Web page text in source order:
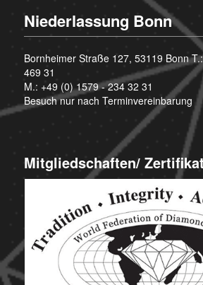
Niederlassung Bonn
Bornheimer Straße 127, 53119 Bonn
469 31
M.: +49 (0) 1579 - 234 32 31
Besuch nur nach Terminvereinbarung
Mitgliedschaften/